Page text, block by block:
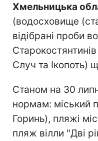
Хмельницька
(водосховище
відібрані проби
Случ та Ікопоть)
Станом на 30
нормам: міський
Горинь), пляжі
пляж вілли "Дві